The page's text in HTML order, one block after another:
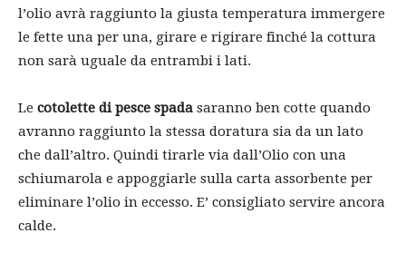
l’olio avrà raggiunto la giusta temperatura immergere
le fette una per una, girare e rigirare finché la cottura
non sarà uguale da entrambi i lati.
Le cotolette di pesce spada saranno ben cotte quando
avranno raggiunto la stessa doratura sia da un lato
che dall’altro. Quindi tirarle via dall’Olio con una
schiumarola e appoggiarle sulla carta assorbente per
eliminare l’olio in eccesso. E’ consigliato servire ancora
calde.